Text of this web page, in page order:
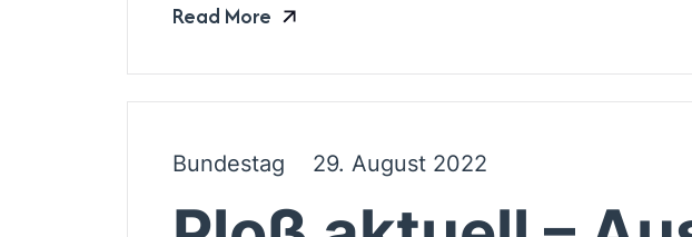
Read More
Bundestag 29. August 2022